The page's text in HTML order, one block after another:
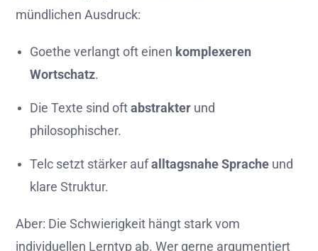
mündlichen Ausdruck:
Goethe verlangt oft einen komplexeren
Wortschatz.
Die Texte sind oftabstrakter und
philosophischer.
Telc setzt stärker aufalltagsnahe Sprache und
klare Struktur.
Aber: Die Schwierigkeit hängt stark vom
individuellen Lerntyp ab. Wer gerne argumentiert